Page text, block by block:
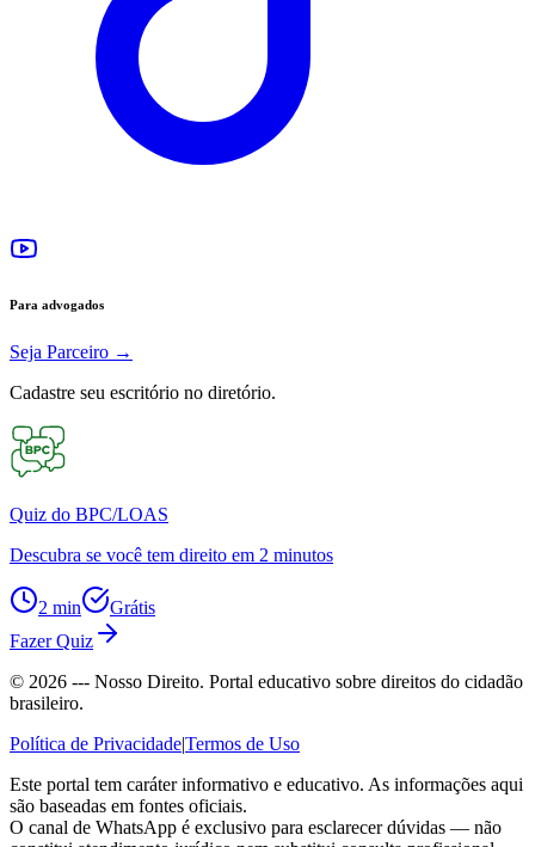
Para advogados
Seja Parceiro →
Cadastre seu escritório no diretório.
Quiz do BPC/LOAS
Descubra se você tem direito em 2 minutos
2 min
Grátis
Fazer Quiz
© 2026 --- Nosso Direito. Portal educativo sobre direitos do cidadão
brasileiro.
Política de Privacidade|Termos de Uso
Este portal tem caráter informativo e educativo. As informações aqui
são baseadas em fontes oficiais.
O canal de WhatsApp é exclusivo para esclarecer dúvidas — não